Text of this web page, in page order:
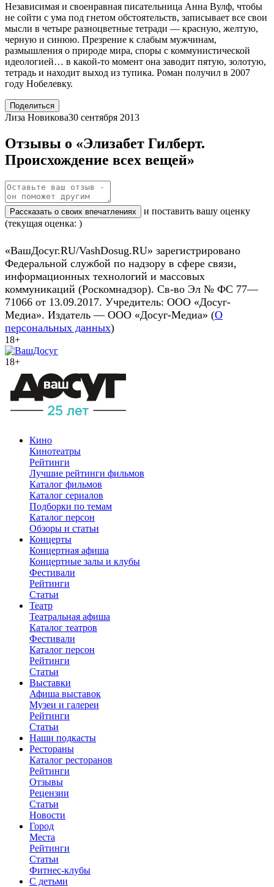
Независимая и своенравная писательница Анна Вулф, чтобы
не сойти с ума под гнетом обстоятельств, записывает все свои
мысли в четыре разноцветные тетради — красную, желтую,
черную и синюю. Презрение к слабым мужчинам,
размышления о природе мира, споры с коммунистической
идеологией… в какой-то момент она заводит пятую, золотую,
тетрадь и находит выход из тупика. Роман получил в 2007
году Нобелевку.
Поделиться
Лиза Новикова30 сентября 2013
Отзывы о «Элизабет Гилберт.
Происхождение всех вещей»
Рассказать о своих впечатлениях
и поставить вашу оценку
(текущая оценка: )
«ВашДосуг.RU/VashDosug.RU» зарегистрировано
Федеральной службой по надзору в сфере связи,
информационных технологий и массовых
коммуникаций (Роскомнадзор). Св-во Эл № ФС 77—
71066 от 13.09.2017. Учредитель: ООО «Досуг-
Медиа». Издатель — ООО «Досуг-Медиа» (О
персональных данных)
18+
18+
Кино
Кинотеатры
Рейтинги
Лучшие рейтинги фильмов
Каталог фильмов
Каталог сериалов
Подборки по темам
Каталог персон
Обзоры и статьи
Концерты
Концертная афиша
Концертные залы и клубы
Фестивали
Рейтинги
Статьи
Театр
Театральная афиша
Каталог театров
Фестивали
Каталог персон
Рейтинги
Статьи
Выставки
Афиша выставок
Музеи и галереи
Рейтинги
Статьи
Наши подкасты
Рестораны
Каталог ресторанов
Рейтинги
Отзывы
Рецензии
Статьи
Новости
Город
Места
Рейтинги
Статьи
Фитнес-клубы
С детьми